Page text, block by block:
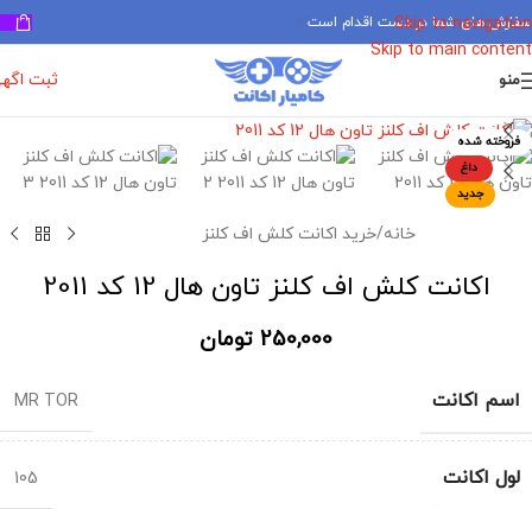
Skip to navigation
Skip to main content
سفارش های شما در دست اقدام است
منو ثبت
فروخته شده
داغ
جدید
برای بزرگنمایی کلیک کنید
خانه/خرید اکانت کلش اف کلنز
اکانت کلش اف کلنز تاون هال 12 کد 2011
250,000 تومان
اسم اکانت MR TOR
لول اکانت 105